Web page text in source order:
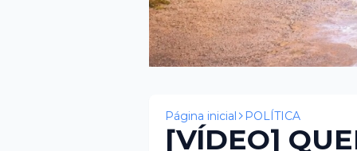
Página inicial POLÍTICA
[VÍDEO]